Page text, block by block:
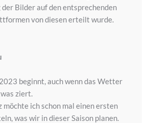
Bilder auf den entsprechenden
von diesen erteilt wurde.
beginnt, auch wenn das Wetter
ziert.
ich schon mal einen ersten
was wir in dieser Saison planen.